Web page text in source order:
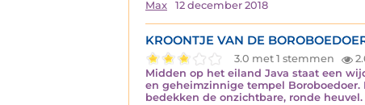
Max
12 december 2018
KROONTJE VAN DE
3.0 met 1 stemmen
Midden op het eiland Java staat een
en geheimzinnige tempel
bedekken de onzichtbare, ronde